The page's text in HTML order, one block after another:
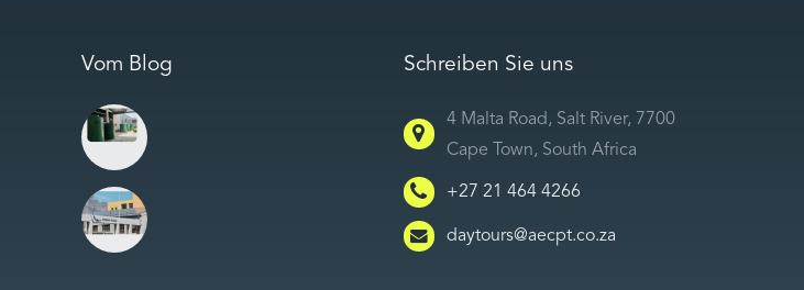
Vom Blog Schreiben Sie uns
4 Malta Road, Salt River, 7700
Cape Town, South Africa
+27 21 464 4266
daytours@aecpt.co.za